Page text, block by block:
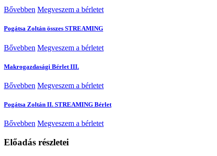
Bővebben Megveszem a bérletet
Pogátsa Zoltán összes STREAMING
Bővebben Megveszem a bérletet
Makrogazdasági Bérlet III.
Bővebben Megveszem a bérletet
Pogátsa Zoltán II. STREAMING Bérlet
Bővebben Megveszem a bérletet
Előadás részletei